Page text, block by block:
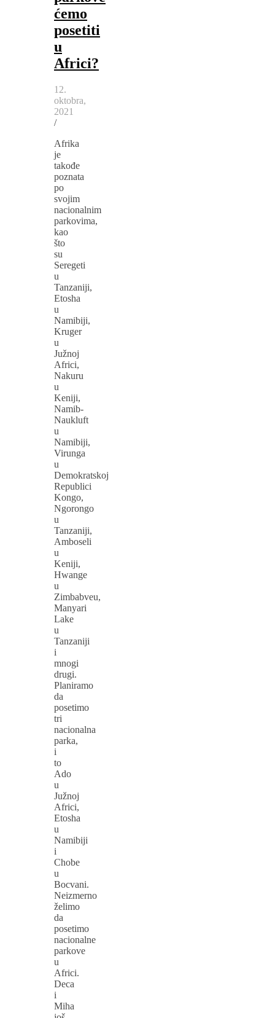
ćemo
posetiti
u
Africi?
12.
oktobra,
2021
/
Afrika
je
takođe
poznata
po
svojim
nacionalnim
parkovima,
kao
što
su
Seregeti
u
Tanzaniji,
Etosha
u
Namibiji,
Kruger
u
Južnoj
Africi,
Nakuru
u
Keniji,
Namib-
Naukluft
u
Namibiji,
Virunga
u
Demokratskoj
Republici
Kongo,
Ngorongo
u
Tanzaniji,
Amboseli
u
Keniji,
Hwange
u
Zimbabveu,
Manyari
Lake
u
Tanzaniji
i
mnogi
drugi.
Planiramo
da
posetimo
tri
nacionalna
parka,
i
to
Ado
u
Južnoj
Africi,
Etosha
u
Namibiji
i
Chobe
u
Bocvani.
Neizmerno
želimo
da
posetimo
nacionalne
parkove
u
Africi.
Deca
i
Miha